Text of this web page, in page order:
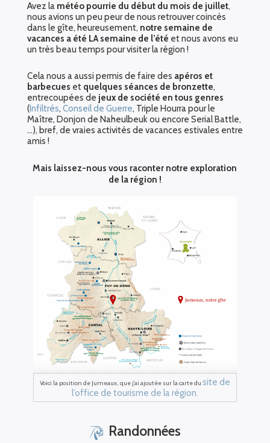
Avez la météo pourrie du début du mois de juillet,
nous avions un peu peur de nous retrouver coincés
dans le gîte, heureusement, notre semaine de
vacances a été LA semaine de l’été et nous avons eu
un très beau temps pour visiter la région !
Cela nous a aussi permis de faire des apéros et
barbecues et quelques séances de bronzette,
entrecoupées de jeux de société en tous genres
(Infiltrés, Conseil de Guerre, Triple Hourra pour le
Maître, Donjon de Naheulbeuk ou encore Serial Battle,
…), bref, de vraies activités de vacances estivales entre
amis !
Mais laissez-nous vous raconter notre exploration
de la région !
Voici la position de Jumeaux, que j’ai ajoutée sur la carte du site de
l’office de tourisme de la région.
Randonnées